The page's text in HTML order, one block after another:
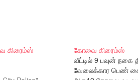
கிரைம்ஸ்
கோவை கிரைம்ஸ்
வீட்டில் 9 பவுன் நகை
வேலைக்கார பெண்